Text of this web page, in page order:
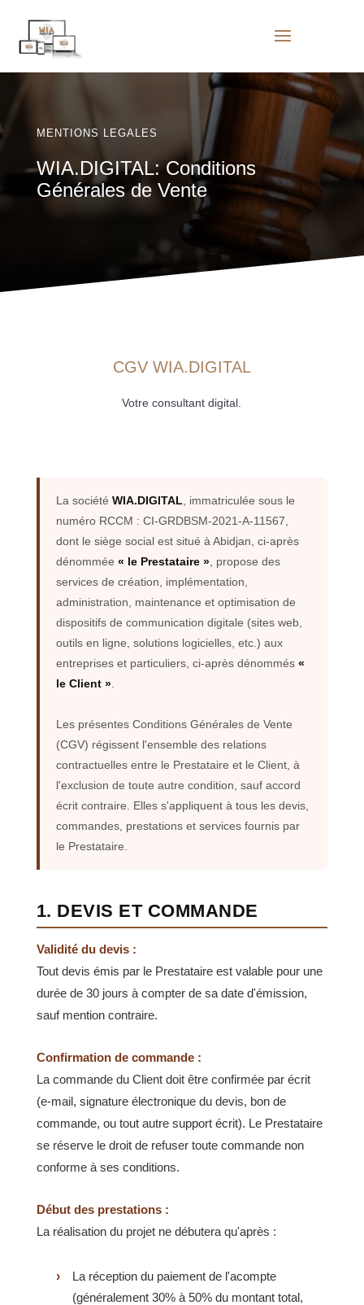
MENTIONS LEGALES
WIA.DIGITAL: Conditions
Générales de Vente
CGV WIA.DIGITAL
Votre consultant digital.
La société WIA.DIGITAL , immatriculée sous le
numéro RCCM : CI-GRDBSM-2021-A-11567,
dont le siège social est situé à Abidjan, ci-après
dénommée « le Prestataire », propose des
services de création, implémentation,
administration, maintenance et optimisation de
dispositifs de communication digitale (sites web,
outils en ligne, solutions logicielles, etc.) aux
entreprises et particuliers, ci-après dénommés «
le Client ».
Les présentes Conditions Générales de Vente
(CGV) régissent l'ensemble des relations
contractuelles entre le Prestataire et le Client, à
l'exclusion de toute autre condition, sauf accord
écrit contraire. Elles s'appliquent à tous les devis,
commandes, prestations et services fournis par
le Prestataire.
1. DEVIS ET COMMANDE
Validité du devis :
Tout devis émis par le Prestataire est valable pour une
durée de 30 jours à compter de sa date d'émission,
sauf mention contraire.
Confirmation de commande :
La commande du Client doit être confirmée par écrit
(e-mail, signature électronique du devis, bon de
commande, ou tout autre support écrit). Le Prestataire
se réserve le droit de refuser toute commande non
conforme à ses conditions.
Début des prestations :
La réalisation du projet ne débutera qu'après :
La réception du paiement de l'acompte
(généralement 30% à 50% du montant total,